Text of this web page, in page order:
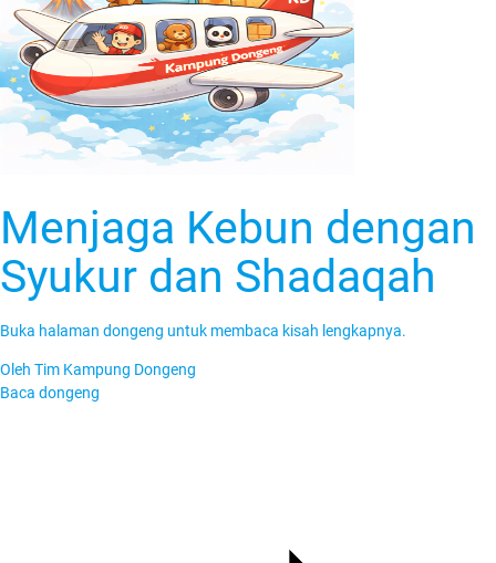
Menjaga Kebun dengan
Syukur dan Shadaqah
Buka halaman dongeng untuk membaca kisah lengkapnya.
Oleh Tim Kampung Dongeng
Baca dongeng